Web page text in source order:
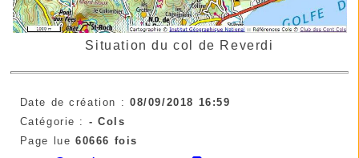
Situation du col de Reverdi
Date de création : 08/09/2018 16:59
Catégorie : - Cols
Page lue 60666 fois